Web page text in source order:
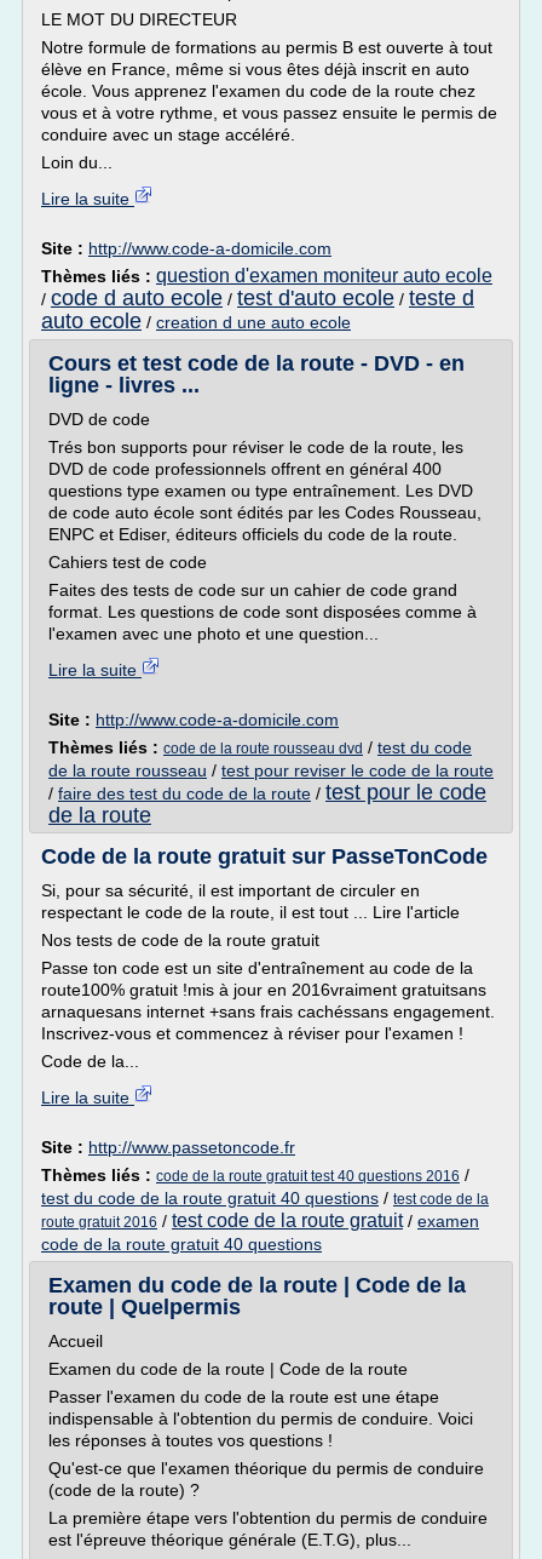
LE MOT DU DIRECTEUR
Notre formule de formations au permis B est ouverte à tout
élève en France, même si vous êtes déjà inscrit en auto
école. Vous apprenez l'examen du code de la route chez
vous et à votre rythme, et vous passez ensuite le permis de
conduire avec un stage accéléré.
Loin du...
Lire la suite
Site : http://www.code-a-domicile.com
Thèmes liés : question d'examen moniteur auto ecole
/ code d auto ecole / test d'auto ecole / teste d
auto ecole / creation d une auto ecole
Cours et test code de la route - DVD - en
ligne - livres ...
DVD de code
Trés bon supports pour réviser le code de la route, les
DVD de code professionnels offrent en général 400
questions type examen ou type entraînement. Les DVD
de code auto école sont édités par les Codes Rousseau,
ENPC et Ediser, éditeurs officiels du code de la route.
Cahiers test de code
Faites des tests de code sur un cahier de code grand
format. Les questions de code sont disposées comme à
l'examen avec une photo et une question...
Lire la suite
Site : http://www.code-a-domicile.com
Thèmes liés : code de la route rousseau dvd / test du code
de la route rousseau / test pour reviser le code de la route
/ faire des test du code de la route / test pour le code
de la route
Code de la route gratuit sur PasseTonCode
Si, pour sa sécurité, il est important de circuler en
respectant le code de la route, il est tout ... Lire l'article
Nos tests de code de la route gratuit
Passe ton code est un site d'entraînement au code de la
route100% gratuit !mis à jour en 2016vraiment gratuitsans
arnaquesans internet +sans frais cachéssans engagement.
Inscrivez-vous et commencez à réviser pour l'examen !
Code de la...
Lire la suite
Site : http://www.passetoncode.fr
Thèmes liés : code de la route gratuit test 40 questions 2016 /
test du code de la route gratuit 40 questions / test code de la
route gratuit 2016 / test code de la route gratuit/ examen
code de la route gratuit 40 questions
Examen du code de la route | Code de la
route | Quelpermis
Accueil
Examen du code de la route | Code de la route
Passer l'examen du code de la route est une étape
indispensable à l'obtention du permis de conduire. Voici
les réponses à toutes vos questions !
Qu'est-ce que l'examen théorique du permis de conduire
(code de la route) ?
La première étape vers l'obtention du permis de conduire
est l'épreuve théorique générale (E.T.G), plus...